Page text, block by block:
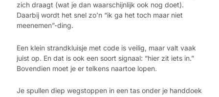
zich draagt (wat je dan waarschijnlijk ook nog doet).
Daarbij wordt het snel zo’n “ik ga het toch maar niet
meenemen”-ding.
Een klein strandkluisje met code is veilig, maar valt vaak
juist op. En dat is ook een soort signaal: “hier zit iets in.”
Bovendien moet je er telkens naartoe lopen.
Je spullen diep wegstoppen in een tas onder je handdoek